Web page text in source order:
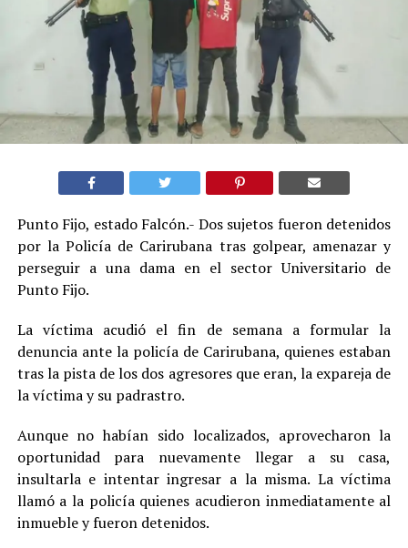
Punto Fijo, estado Falcón.- Dos sujetos fueron detenidos
por la Policía de Carirubana tras golpear, amenazar y
perseguir a una dama en el sector Universitario de
Punto Fijo.
La víctima acudió el fin de semana a formular la
denuncia ante la policía de Carirubana, quienes estaban
tras la pista de los dos agresores que eran, la expareja de
la víctima y su padrastro.
Aunque no habían sido localizados, aprovecharon la
oportunidad para nuevamente llegar a su casa,
insultarla e intentar ingresar a la misma. La víctima
llamó a la policía quienes acudieron inmediatamente al
inmueble y fueron detenidos.